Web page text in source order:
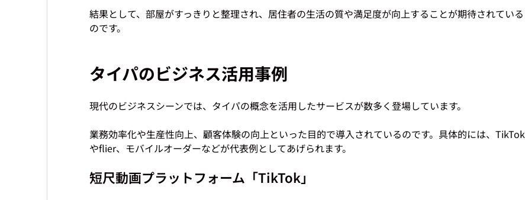
結果として、部屋がすっきりと整理され、居住者の生活の質や満足度が向上することが期待されている
タイパのビジネス活用事例
現代のビジネスシーンでは、タイパの概念を活用したサービスが数多く登場しています。
業務効率化や生産性向上、顧客体験の向上といった目的で導入されているのです。具体的には、TikTok
短尺動画プラットフォーム「TikTok」